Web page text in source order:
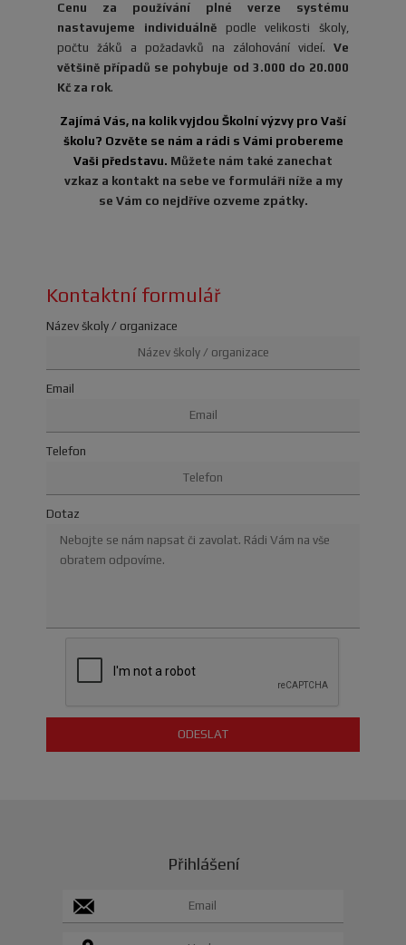
Cenu za používání plné verze systému
nastavujeme individuálněpodle velikosti školy,
počtu žáků a požadavků na zálohování videí. Ve
většině případů se pohybuje od 3.000 do 20.000
Kč za rok.
Zajímá Vás, na kolik vyjdou Školní výzvy pro Vaší
školu? Ozvěte se nám a rádi s Vámi probereme
Vaši představu. Můžete nám také zanechat
vzkaz a kontakt na sebe ve formuláři níže a my
se Vám co nejdříve ozveme zpátky.
Kontaktní formulář
Název školy / organizace
Email
Telefon
Dotaz
Přihlášení